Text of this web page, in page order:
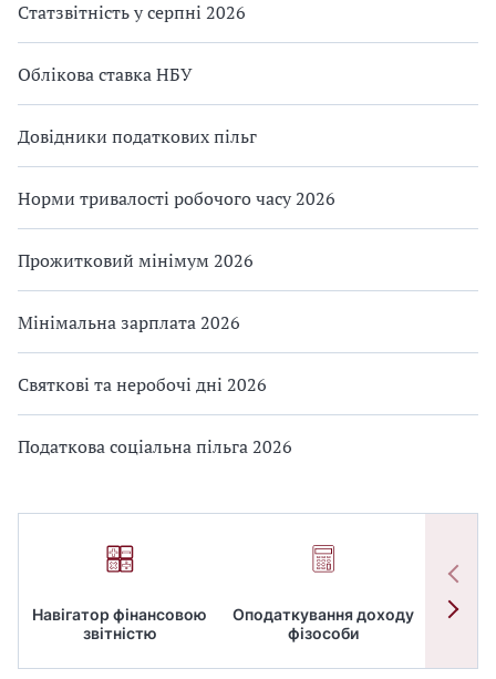
Статзвітність у серпні 2026
Облікова ставка НБУ
Довідники податкових пільг
Норми тривалості робочого часу 2026
Прожитковий мінімум 2026
Мінімальна зарплата 2026
Святкові та неробочі дні 2026
Податкова соціальна пільга 2026
Навігатор фінансовою
звітністю
Оподаткування доходу
фізособи